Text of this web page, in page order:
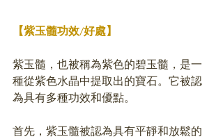
【紫玉髓功效/好處】
紫玉髓，也被稱為紫色的碧玉髓，是一
種從紫色水晶中提取出的寶石。它被認
為具有多種功效和優點。
首先，紫玉髓被認為具有平靜和放鬆的